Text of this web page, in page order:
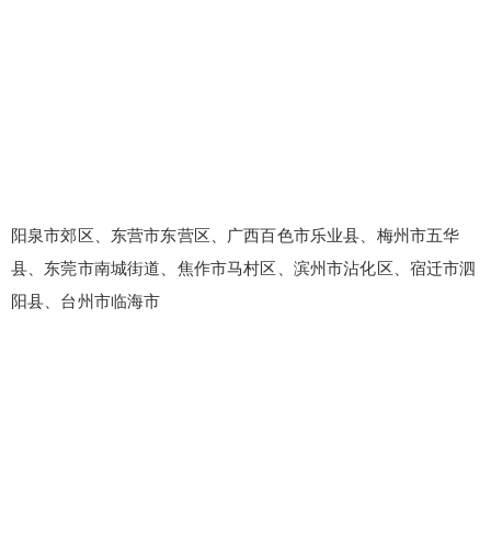
阳泉市郊区、东营市东营区、广西百色市乐业县、梅州市五华
县、东莞市南城街道、焦作市马村区、滨州市沾化区、宿迁市泗
阳县、台州市临海市